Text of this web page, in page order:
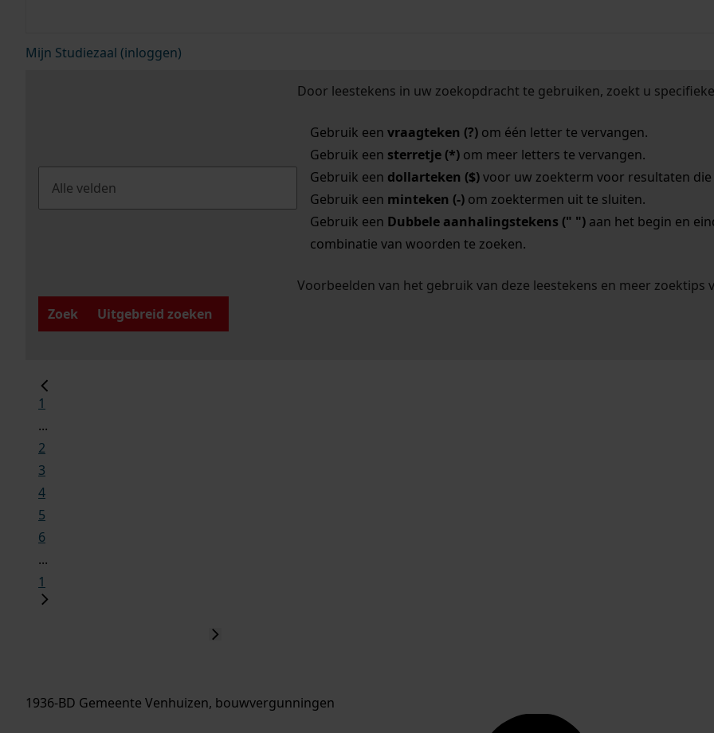
Mijn Studiezaal (inloggen)
Door leestekens in uw zoekopdracht te gebruiken, zoekt u
Gebruik een vraagteken (?)om één letter te vervangen.
Gebruik een sterretje (*)om meer letters te vervangen.
Gebruik een dollarteken ($)voor uw zoekterm voor resultaten die
Gebruik een minteken (-)om zoektermen uit te sluiten.
Gebruik een Dubbele aanhalingstekens (" ")aan het begin en
combinatie van woorden te zoeken.
Voorbeelden van het gebruik van deze leestekens en meer zoektips
Zoek
Uitgebreid zoeken
1
...
2
3
4
5
6
...
1
1936-BD Gemeente Venhuizen, bouwvergunningen